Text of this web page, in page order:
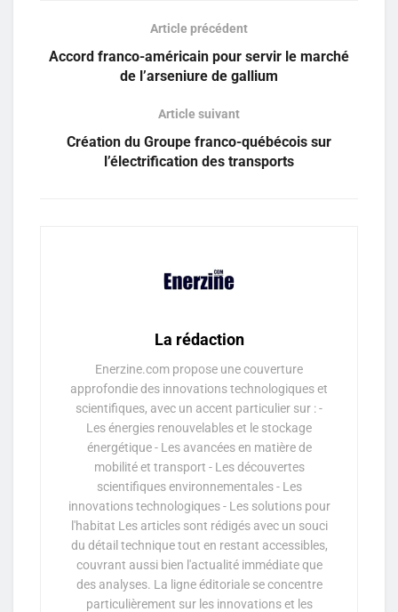
Article précédent
Accord franco-américain pour servir le marché
de l’arseniure de gallium
Article suivant
Création du Groupe franco-québécois sur
l’électrification des transports
La rédaction
Enerzine.com propose une couverture
approfondie des innovations technologiques et
scientifiques, avec un accent particulier sur : -
Les énergies renouvelables et le stockage
énergétique - Les avancées en matière de
mobilité et transport - Les découvertes
scientifiques environnementales - Les
innovations technologiques - Les solutions pour
l'habitat Les articles sont rédigés avec un souci
du détail technique tout en restant accessibles,
couvrant aussi bien l'actualité immédiate que
des analyses. La ligne éditoriale se concentre
particulièrement sur les innovations et les